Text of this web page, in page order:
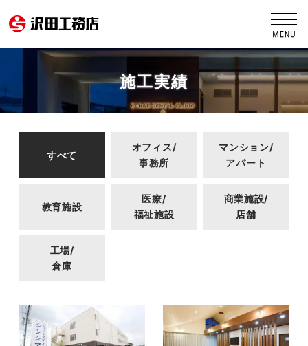
施工実績
すべて
オフィス/
事務所
マンション/
アパート
教育施設
医療/
福祉施設
商業施設/
店舗
工場/
倉庫